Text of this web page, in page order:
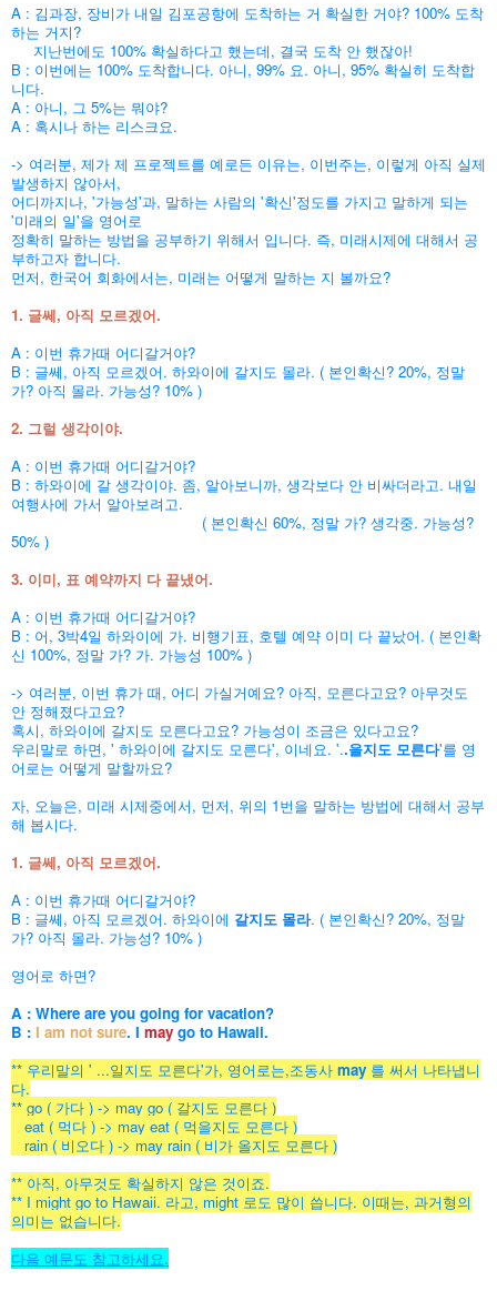
A : 김과장, 장비가 내일 김포공항에 도착하는 거 확실한 거야? 100% 도착
하는 거지?
지난번에도 100% 확실하다고 했는데, 결국 도착 안 했잖아!
B : 이번에는 100% 도착합니다. 아니, 99% 요. 아니, 95% 확실히 도착합
니다.
A : 아니, 그 5%는 뭐야?
A : 혹시나 하는 리스크요.
-> 여러분, 제가 제 프로젝트를 예로든 이유는, 이번주는, 이렇게 아직 실제
발생하지 않아서,
어디까지나, '가능성'과, 말하는 사람의 '확신'정도를 가지고 말하게 되는
'미래의 일'을 영어로
정확히 말하는 방법을 공부하기 위해서 입니다. 즉, 미래시제에 대해서 공
부하고자 합니다.
먼저, 한국어 회화에서는, 미래는 어떻게 말하는 지 볼까요?
1. 글쎄, 아직 모르겠어.
A : 이번 휴가때 어디갈거야?
B : 글쎄, 아직 모르겠어. 하와이에 갈지도 몰라. ( 본인확신? 20%, 정말
가? 아직 몰라. 가능성? 10% )
2. 그럴 생각이야.
A : 이번 휴가때 어디갈거야?
B : 하와이에 갈 생각이야. 좀, 알아보니까, 생각보다 안 비싸더라고. 내일
여행사에 가서 알아보려고.
( 본인확신 60%, 정말 가? 생각중. 가능성?
50% )
3. 이미, 표 예약까지 다 끝냈어.
A : 이번 휴가때 어디갈거야?
B : 어, 3박4일 하와이에 가. 비행기표, 호텔 예약 이미 다 끝났어. ( 본인확
신 100%, 정말 가? 가. 가능성 100% )
-> 여러분, 이번 휴가 때, 어디 가실거예요? 아직, 모른다고요? 아무것도
안 정해졌다고요?
혹시, 하와이에 갈지도 모른다고요? 가능성이 조금은 있다고요?
우리말로 하면, ' 하와이에 갈지도 모른다', 이네요. '..을지도 모른다'를 영
어로는 어떻게 말할까요?
자, 오늘은, 미래 시제중에서, 먼저, 위의 1번을 말하는 방법에 대해서 공부
해 봅시다.
1. 글쎄, 아직 모르겠어.
A : 이번 휴가때 어디갈거야?
B : 글쎄, 아직 모르겠어. 하와이에 갈지도 몰라. ( 본인확신? 20%, 정말
가? 아직 몰라. 가능성? 10% )
영어로 하면?
A : Where are you going for vacation?
B : I am not sure. I may go to Hawaii.
** 우리말의 ' ...일지도 모른다'가, 영어로는,조동사 may 를 써서 나타냅니
다.
** go ( 가다 ) -> may go ( 갈지도 모른다 )
eat ( 먹다 ) -> may eat ( 먹을지도 모른다 )
rain ( 비오다 ) -> may rain ( 비가 올지도 모른다 )
** 아직, 아무것도 확실하지 않은 것이죠.
** I might go to Hawaii. 라고, might 로도 많이 씁니다. 이때는, 과거형의
의미는 없습니다.
다음 예문도 참고하세요.